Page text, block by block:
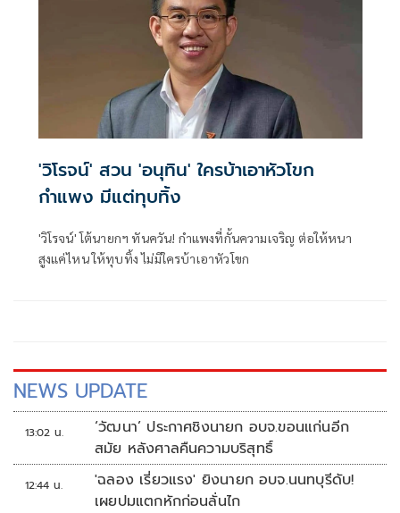
'วิโรจน์' สวน 'อนุทิน' ใครบ้าเอาหัวโขก
กำแพง มีแต่ทุบทิ้ง
'วิโรจน์' โต้นายกฯ ทันควัน! กำแพงที่กั้นความเจริญ ต่อให้หนา
สูงแค่ไหน ให้ทุบทิ้ง ไม่มีใครบ้าเอาหัวโขก
NEWS UPDATE
13:02 น.
‘วัฒนา’ ประกาศชิงนายก อบจ.ขอนแก่นอีก
สมัย หลังศาลคืนความบริสุทธิ์
12:44 น.
'ฉลอง เรี่ยวแรง' ยิงนายก อบจ.นนทบุรีดับ!
เผยปมแตกหักก่อนลั่นไก